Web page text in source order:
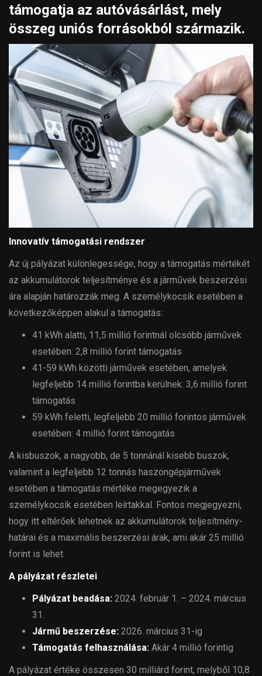
támogatja az autóvásárlást, mely
összeg uniós forrásokból származik.
Innovatív támogatási rendszer
Az új pályázat különlegessége, hogy a támogatás mértékét
az akkumulátorok teljesítménye és a járművek beszerzési
ára alapján határozzák meg. A személykocsik esetében a
következőképpen alakul a támogatás:
41 kWh alatti, 11,5 millió forintnál olcsóbb járművek
esetében: 2,8 millió forint támogatás
41-59 kWh közötti járművek esetében, amelyek
legfeljebb 14 millió forintba kerülnek: 3,6 millió forint
támogatás
59 kWh feletti, legfeljebb 20 millió forintos járművek
esetében: 4 millió forint támogatás
A kisbuszok, a nagyobb, de 5 tonnánál kisebb buszok,
valamint a legfeljebb 12 tonnás haszongépjárművek
esetében a támogatás mértéke megegyezik a
személykocsik esetében leírtakkal. Fontos megjegyezni,
hogy itt eltérőek lehetnek az akkumulátorok teljesítmény-
határai és a maximális beszerzési árak, ami akár 25 millió
forint is lehet.
A pályázat részletei
Pályázat beadása: 2024. február 1. – 2024. március
31.
Jármű beszerzése: 2026. március 31-ig
Támogatás felhasználása: Akár 4 millió forintig
A pályázat értéke összesen 30 milliárd forint, melyből 10,8